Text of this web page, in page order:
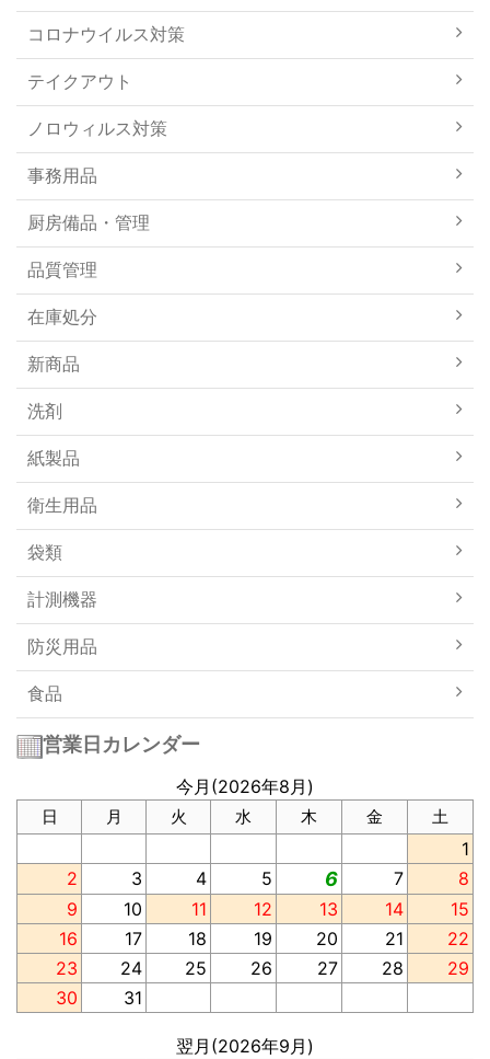
コロナウイルス対策
テイクアウト
ノロウィルス対策
事務用品
厨房備品・管理
品質管理
在庫処分
新商品
洗剤
紙製品
衛生用品
袋類
計測機器
防災用品
食品
営業日カレンダー
今月(2026年8月)
日 月 火 水 木 金 土
1
2
3 4 5 6 7
8
9
10 11 12 13 14
15
16
17 18 19 20 21
22
23
24 25 26 27 28
29
30
31
翌月(2026年9月)